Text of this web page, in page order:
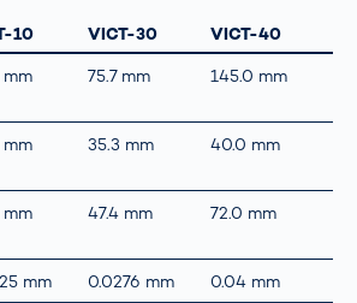
10 VICT-30 VICT-40
mm 75.7 mm 145.0 mm
mm 35.3 mm 40.0 mm
mm 47.4 mm 72.0 mm
mm 0.0276 mm 0.04 mm